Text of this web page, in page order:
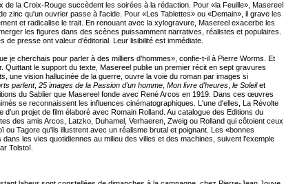
de la Croix-Rouge succèdent les soirées à la rédaction. Pour «la Feuille», Masereel
zinc qu'un ouvrier passe à l'acide. Pour «Les Tablettes» ou «Demain», il grave les
et radicalise le trait. En renouant avec la xylogravure, Masereel exacerbe les
les figures dans des scènes puissamment narratives, réalistes et populaires.
presse ont valeur d'éditorial. Leur lisibilité est immédiate.
je cherchais pour parler à des milliers d'hommes», confie-t-il à Pierre Worms. Et
Quittant le support du texte, Masereel publie un premier récit en sept gravures
, une vision hallucinée de la guerre, ouvre la voie du roman par images si
parlent, 25 images de la Passion d'un homme Mon livre d'heures le Soleilet
du Sablier que Masereel fonde avec René Arcos en 1919. Dans ces œuvres
se reconnaissent les influences cinématographiques. L'une d'elles, La Révolte
d'un projet de film élaboré avec Romain Rolland. Au catalogue des Editions du
des amis Arcos, Latzko, Duhamel, Verhaeren, Zweig ou Rolland qui côtoient ceux
ou Tagore qu'ils illustrent avec un réalisme brutal et poignant. Les «bonnes
les vies quotidiennes au milieu des villes et des machines, suivent l'exemple
Tolstoï.